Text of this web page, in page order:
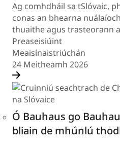
Ag comhdháil sa tSlóvaic,
conas an bhearna
thuaithe agus trasteorann
Preaseisiúint
Meaisínaistriúchán
24 Meitheamh 2026
Ó Bauhaus go
bliain de mhúnlú